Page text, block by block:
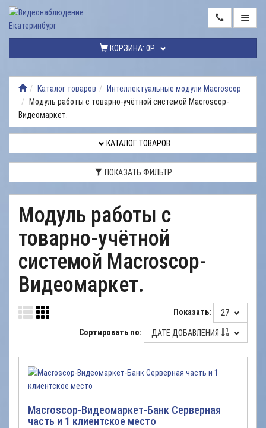
КОРЗИНА: 0Р.
ТОВАРОВ
МОНТАЖ
ВИДЕОНАБЛЮДЕНИЯ
ДОСТАВКА
НАШИ
РАБОТЫ
КОНТАКТЫ
Каталог товаров
Интеллектуальные модули Macroscop
Модуль работы с товарно-учётной системой Macroscop-
Видеомаркет.
КАТАЛОГ ТОВАРОВ
ПОКАЗАТЬ ФИЛЬТР
Модуль работы с
товарно-учётной
системой Macroscop-
Видеомаркет.
Показать: 27
Сортировать по: ДАТЕ ДОБАВЛЕНИЯ
Macroscop-Видеомаркет-Банк Серверная
часть и 1 клиентское место